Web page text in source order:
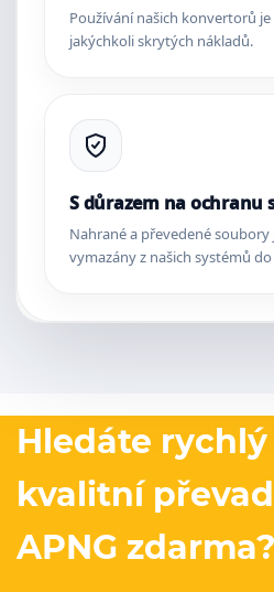
Používání našich konvertorů je
jakýchkoli skrytých nákladů.
S důrazem na ochranu
Nahrané a převedené
vymazány z našich systémů
Hledáte rychlý
kvalitní
APNG zdarma?